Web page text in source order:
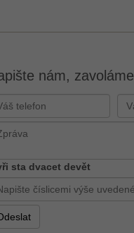
nám,
sta dvacet devět